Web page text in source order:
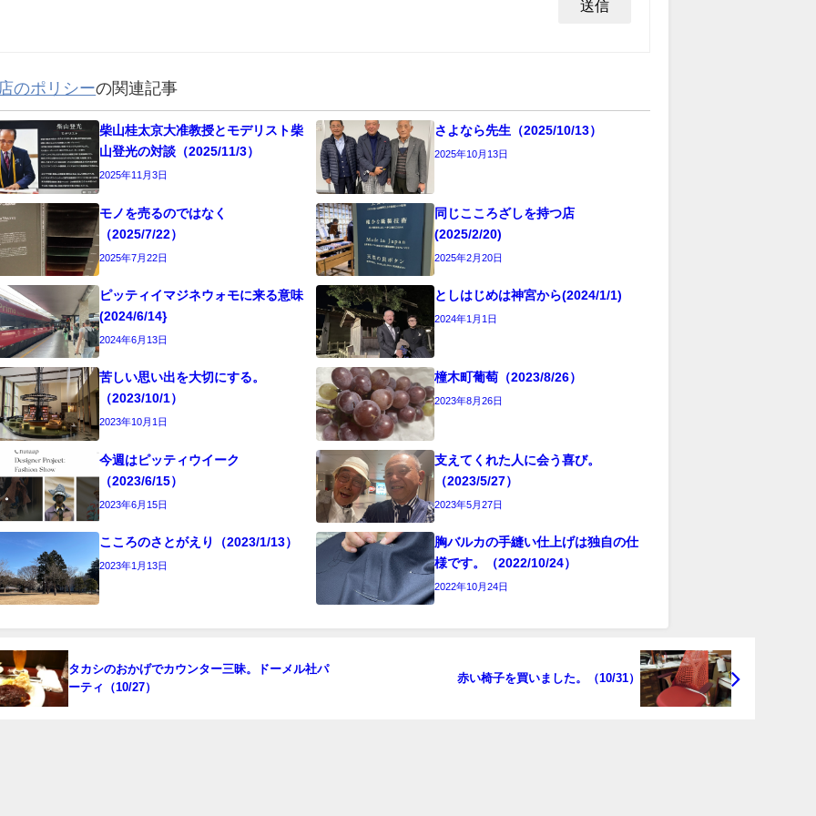
のポリシーの関連記事
柴山桂太京大准教授とモデリスト柴
山登光の対談（2025/11/3）
2025年11月3日
さよなら先生（2025/10/13）
2025年10月13日
モノを売るのではなく
（2025/7/22）
2025年7月22日
同じこころざしを持つ店
(2025/2/20)
2025年2月20日
ピッティイマジネウォモに来る意味
(2024/6/14}
2024年6月13日
としはじめは神宮から(2024/1/1)
2024年1月1日
苦しい思い出を大切にする。
（2023/10/1）
2023年10月1日
橦木町葡萄（2023/8/26）
2023年8月26日
今週はピッティウイーク
（2023/6/15）
2023年6月15日
支えてくれた人に会う喜び。
（2023/5/27）
2023年5月27日
こころのさとがえり（2023/1/13）
2023年1月13日
胸バルカの手縫い仕上げは独自の仕
様です。（2022/10/24）
2022年10月24日
タカシのおかげでカウンター三昧。ドーメル社パ
ーティ（10/27）
赤い椅子を買いました。（10/31）